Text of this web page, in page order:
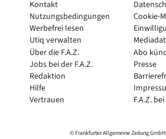
Kontakt
Nutzungsbedingungen
Cookie-
Werbefrei lesen
Utiq verwalten
Über die F.A.Z.
Abo
Jobs bei der F.A.Z.
Presse
Redaktion
Hilfe
Vertrauen
F.A.Z.
© Frankfurter Allgemeine Zeitung